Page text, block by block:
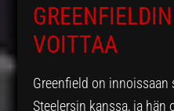
VOITTAA
Greenfield on
Steelersin kanssa, ja hän